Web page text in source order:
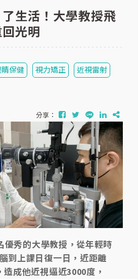
生活！大學教授飛
光明
保健 視力矯正 近視雷射
分享：
優秀的大學教授，從年輕時
到上課日復一日，近距離
成他近視逼近3000度，